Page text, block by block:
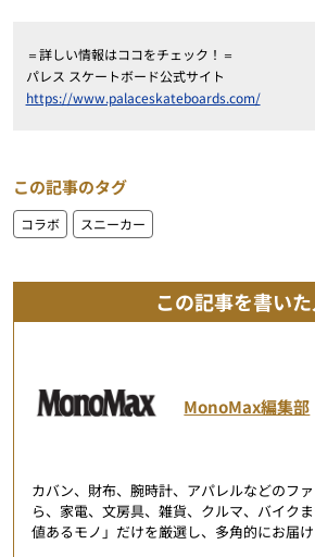
＝詳しい情報はココをチェック！＝
パレス スケートボード公式サイト
https://www.palaceskateboards.com/
この記事のタグ
コラボ スニーカー
この記事を書い
MonoMax編集部
カバン、財布、腕時計、アパレルなどのフ
ら、家電、文房具、雑貨、クルマ、バイク
値あるモノ」だけを厳選し、多角的にお届け